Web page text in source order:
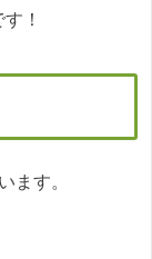
！
ます。